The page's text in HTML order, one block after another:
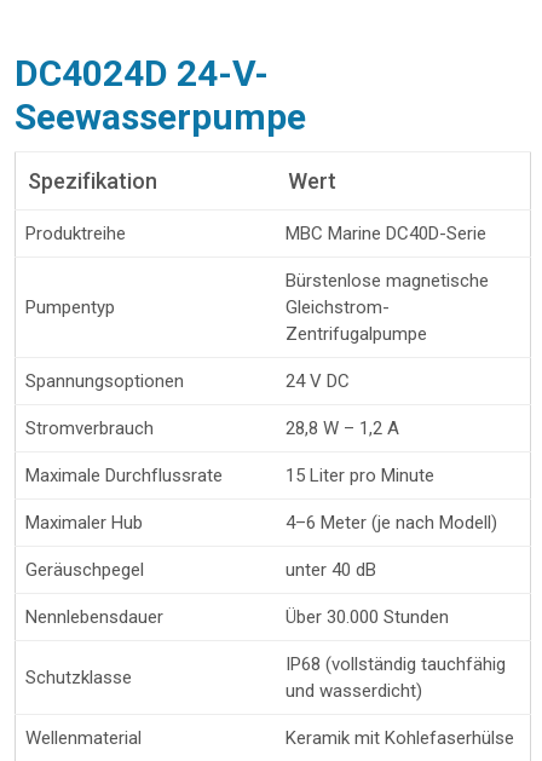
DC4024D 24-V-
Seewasserpumpe
Spezifikation Wert
Produktreihe MBC Marine DC40D-Serie
Pumpentyp
Bürstenlose magnetische
Gleichstrom-
Zentrifugalpumpe
Spannungsoptionen 24 V DC
Stromverbrauch 28,8 W – 1,2 A
Maximale Durchflussrate 15 Liter pro Minute
Maximaler Hub 4–6 Meter (je nach Modell)
Geräuschpegel unter 40 dB
Nennlebensdauer Über 30.000 Stunden
Schutzklasse
IP68 (vollständig tauchfähig
und wasserdicht)
Wellenmaterial Keramik mit Kohlefaserhülse